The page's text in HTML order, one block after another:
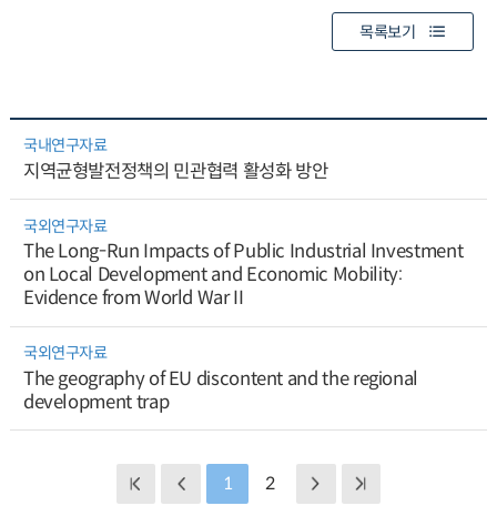
목록보기
국내연구자료
지역균형발전정책의 민관협력 활성화 방안
국외연구자료
The Long-Run Impacts of Public Industrial Investment
on Local Development and Economic Mobility:
Evidence from World War II
국외연구자료
The geography of EU discontent and the regional
development trap
1 2